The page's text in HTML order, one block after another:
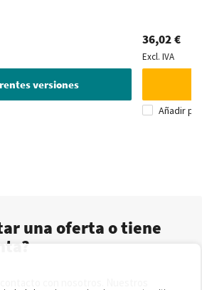
versiones
36,02 €
Excl. IVA
Añadir
una oferta o tiene